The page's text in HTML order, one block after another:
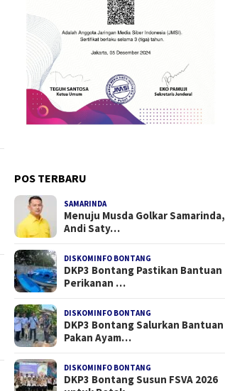
POS TERBARU
SAMARINDA
Menuju Musda Golkar Samarinda,
Andi Saty…
DISKOMINFO BONTANG
DKP3 Bontang Pastikan Bantuan
Perikanan …
DISKOMINFO BONTANG
DKP3 Bontang Salurkan Bantuan
Pakan Ayam…
DISKOMINFO BONTANG
DKP3 Bontang Susun FSVA 2026